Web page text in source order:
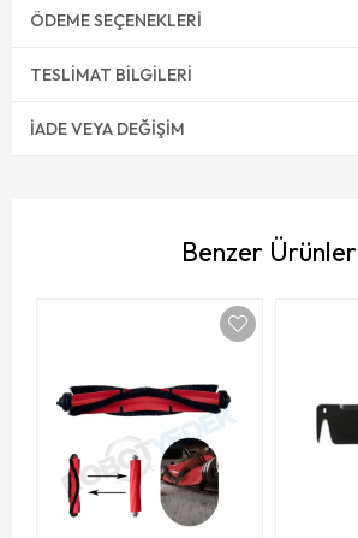
ÖDEME SEÇENEKLERI
TESLIMAT BILGILERI
İADE VEYA DEĞIŞIM
Benzer Ürünler